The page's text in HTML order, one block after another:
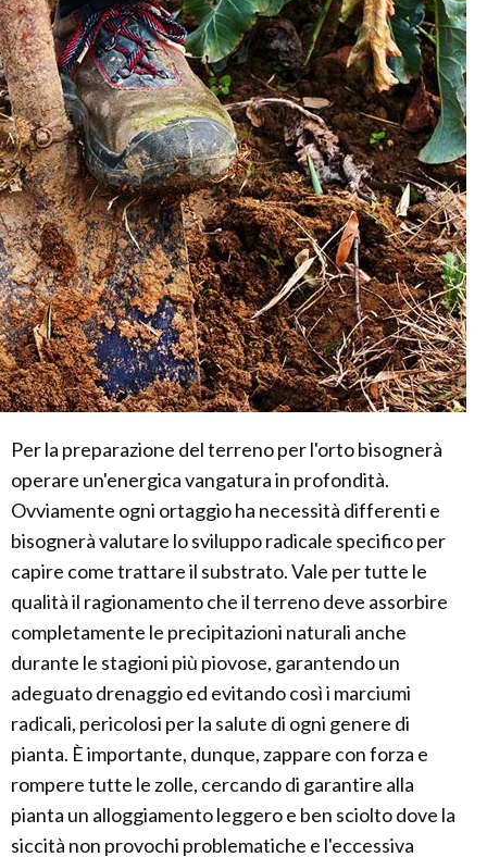
Per la preparazione del terreno per l'orto bisognerà
operare un'energica vangatura in profondità.
Ovviamente ogni ortaggio ha necessità differenti e
bisognerà valutare lo sviluppo radicale specifico per
capire come trattare il substrato. Vale per tutte le
qualità il ragionamento che il terreno deve assorbire
completamente le precipitazioni naturali anche
durante le stagioni più piovose, garantendo un
adeguato drenaggio ed evitando così i marciumi
radicali, pericolosi per la salute di ogni genere di
pianta. È importante, dunque, zappare con forza e
rompere tutte le zolle, cercando di garantire alla
pianta un alloggiamento leggero e ben sciolto dove la
siccità non provochi problematiche e l'eccessiva